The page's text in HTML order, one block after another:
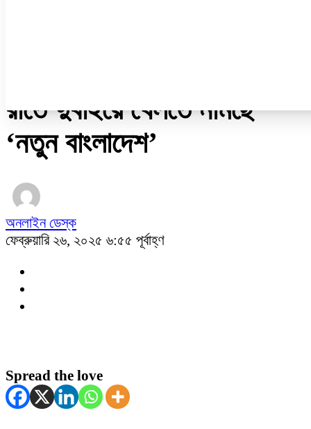
রাতে দুবাইয়ে খেলতে নামছে
‘নতুন বাংলাদেশ’
অনলাইন ডেস্ক
ফেব্রুয়ারি ২৬, ২০২৫ ৬:৫৫ পূর্বাহ্ণ
Spread the love